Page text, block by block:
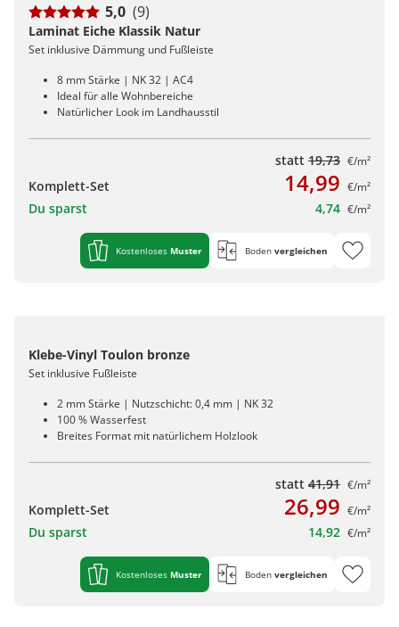
5,0 (9)
Laminat Eiche Klassik Natur
Set inklusive Dämmung und Fußleiste
8 mm Stärke | NK 32 | AC4
Ideal für alle Wohnbereiche
Natürlicher Look im Landhausstil
statt 19,73 €/m²
Komplett-Set 14,99 €/m²
Du sparst 4,74 €/m²
Kostenloses Muster Boden vergleichen
Klebe-Vinyl Toulon bronze
Set inklusive Fußleiste
2 mm Stärke | Nutzschicht: 0,4 mm | NK 32
100 % Wasserfest
Breites Format mit natürlichem Holzlook
statt 41,91 €/m²
Komplett-Set 26,99 €/m²
Du sparst 14,92 €/m²
Kostenloses Muster Boden vergleichen